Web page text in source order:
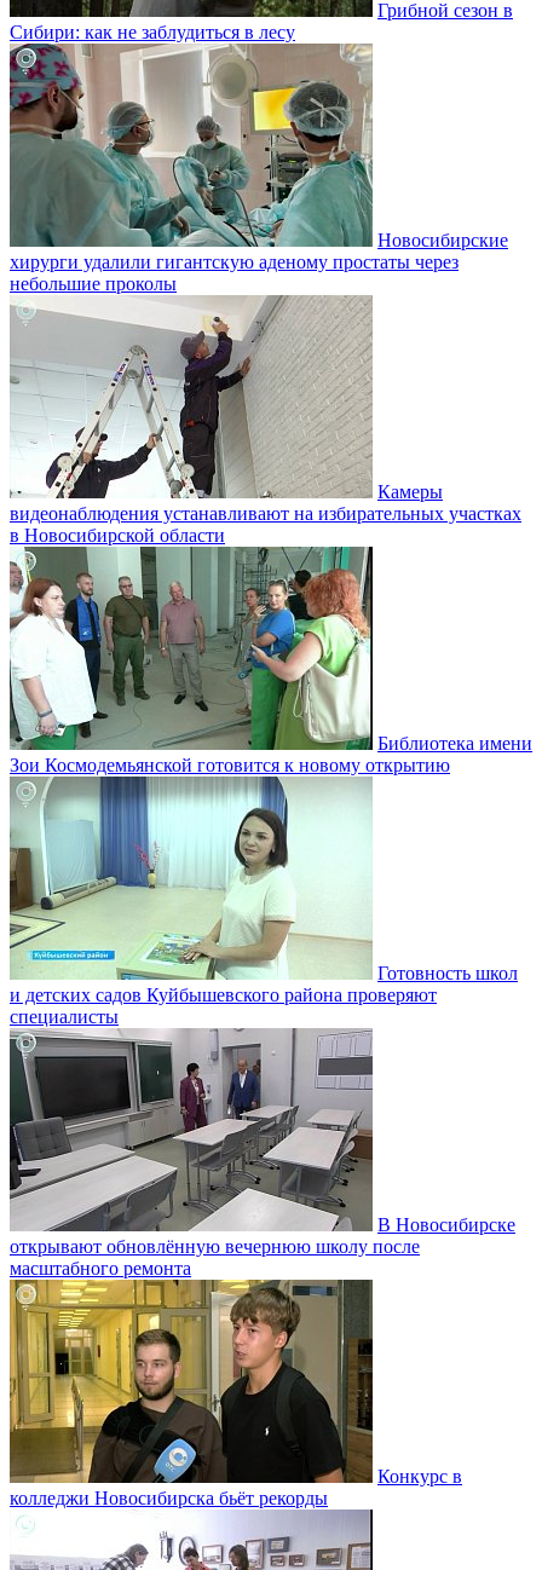
Грибной сезон в
Сибири: как не заблудиться в лесу
Новосибирские
хирурги удалили гигантскую аденому простаты через
небольшие проколы
Камеры
видеонаблюдения устанавливают на избирательных участках
в Новосибирской области
Библиотека имени
Зои Космодемьянской готовится к новому открытию
Готовность школ
и детских садов Куйбышевского района проверяют
специалисты
В Новосибирске
открывают обновлённую вечернюю школу после
масштабного ремонта
Конкурс в
колледжи Новосибирска бьёт рекорды